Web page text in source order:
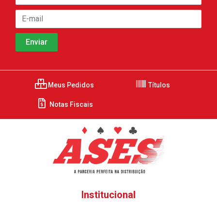
Meus Pedidos Títulos
Notas Fiscais
Institucional